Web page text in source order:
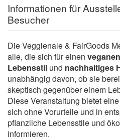
Informationen für
Besucher
Die Veggienale & FairGoods
alle, die sich für einen veganen
Lebensstil und nachhaltiges
unabhängig davon, ob sie
skeptisch gegenüber einem
Diese Veranstaltung bietet
sich ohne Vorurteile und in
pflanzliche Lebensstile und
informieren.